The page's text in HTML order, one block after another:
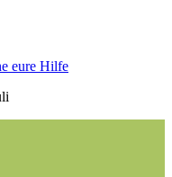
eure Hilfe